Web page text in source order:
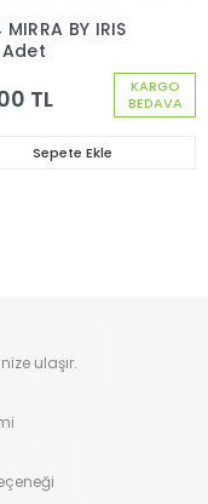
KARGO
BEDAVA
BY IRIS
Adet
TL
Sepete Ekle
ulaşır.